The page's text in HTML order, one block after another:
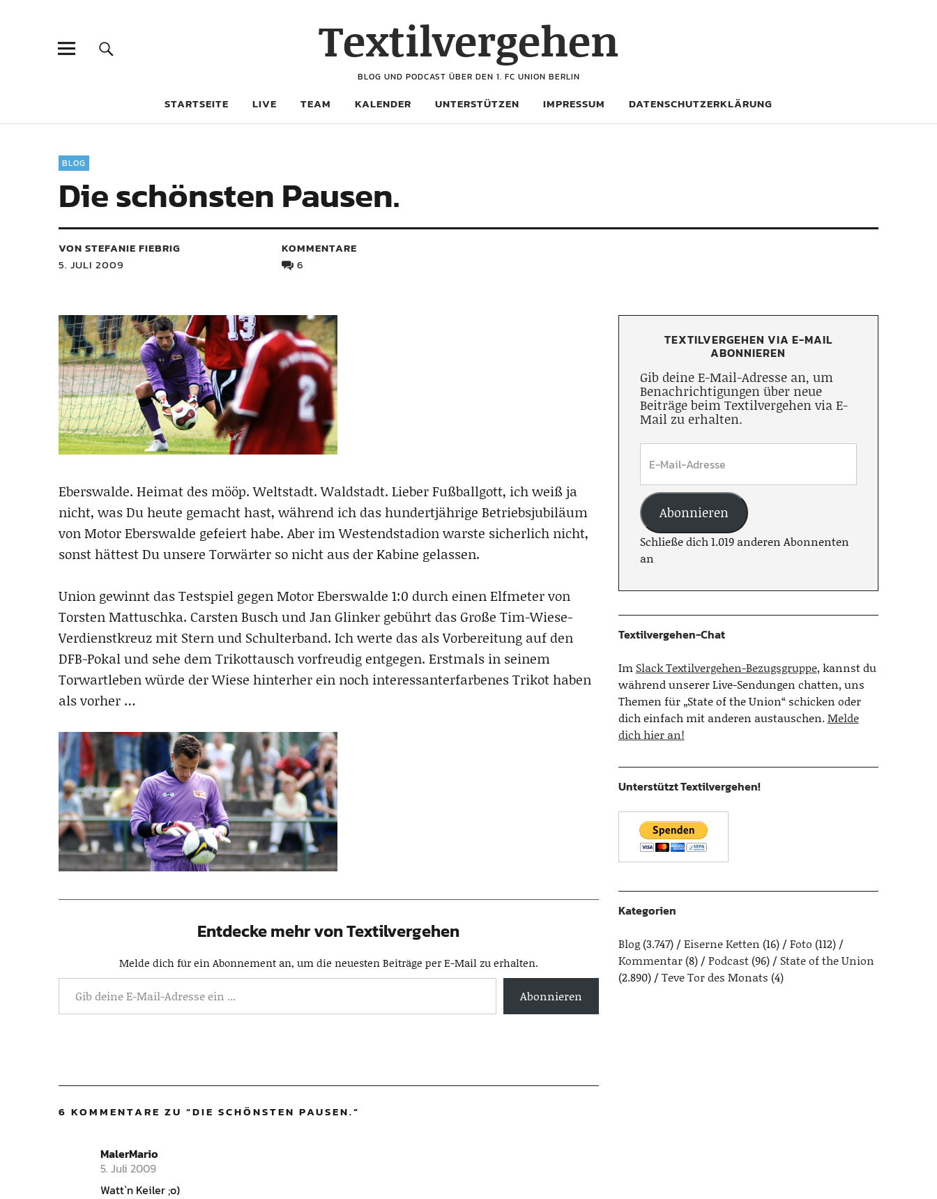
Textilvergehen
BLOG UND PODCAST ÜBER DEN 1. FC UNION BERLIN
STARTSEITE LIVE TEAM KALENDER UNTERSTÜTZEN IMPRESSUM DATENSCHUTZERKLÄRUNG
BLOG
Die schönsten Pausen.
VON STEFANIE FIEBRIG
5. JULI 2009
KOMMENTARE
6
Eberswalde. Heimat des mööp. Weltstadt. Waldstadt. Lieber Fußballgott, ich weiß ja
nicht, was Du heute gemacht hast, während ich das hundertjährige Betriebsjubiläum
von Motor Eberswalde gefeiert habe. Aber im Westendstadion warste sicherlich nicht,
sonst hättest Du unsere Torwärter so nicht aus der Kabine gelassen.
Union gewinnt das Testspiel gegen Motor Eberswalde 1:0 durch einen Elfmeter von
Torsten Mattuschka. Carsten Busch und Jan Glinker gebührt das Große Tim-Wiese-
Verdienstkreuz mit Stern und Schulterband. Ich werte das als Vorbereitung auf den
DFB-Pokal und sehe dem Trikottausch vorfreudig entgegen. Erstmals in seinem
Torwartleben würde der Wiese hinterher ein noch interessanterfarbenes Trikot haben
als vorher …
Entdecke mehr von Textilvergehen
Melde dich für ein Abonnement an, um die neuesten Beiträge per E-Mail zu erhalten.
Abonnieren
6 KOMMENTARE ZU “DIE SCHÖNSTEN PAUSEN.”
MalerMario
5. Juli 2009
Watt`n Keiler ;o)
TEXTILVERGEHEN VIA E-MAIL
ABONNIEREN
Gib deine E-Mail-Adresse an, um
Benachrichtigungen über neue
Beiträge beim Textilvergehen via E-
Mail zu erhalten.
Abonnieren
Schließe dich 1.019 anderen Abonnenten
an
Textilvergehen-Chat
Im Slack Textilvergehen-Bezugsgruppe, kannst du
während unserer Live-Sendungen chatten, uns
Themen für „State of the Union“ schicken oder
dich einfach mit anderen austauschen.Melde
dich hier an!
Unterstützt Textilvergehen!
Kategorien
Blog(3.747) Eiserne Ketten (16) Foto (112)
Kommentar(8) Podcast(96)
State of the Union
(2.890)
Teve Tor des Monats (4)